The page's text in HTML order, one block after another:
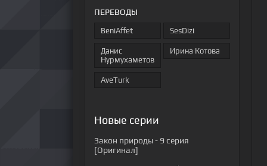
ПЕРЕВОДЫ
BeniAffet
Данис
Нурмухаметов
AveTurk
SesDizi
Ирина Котова
Новые серии
Закон природы- 9 серия
[Оригинал]